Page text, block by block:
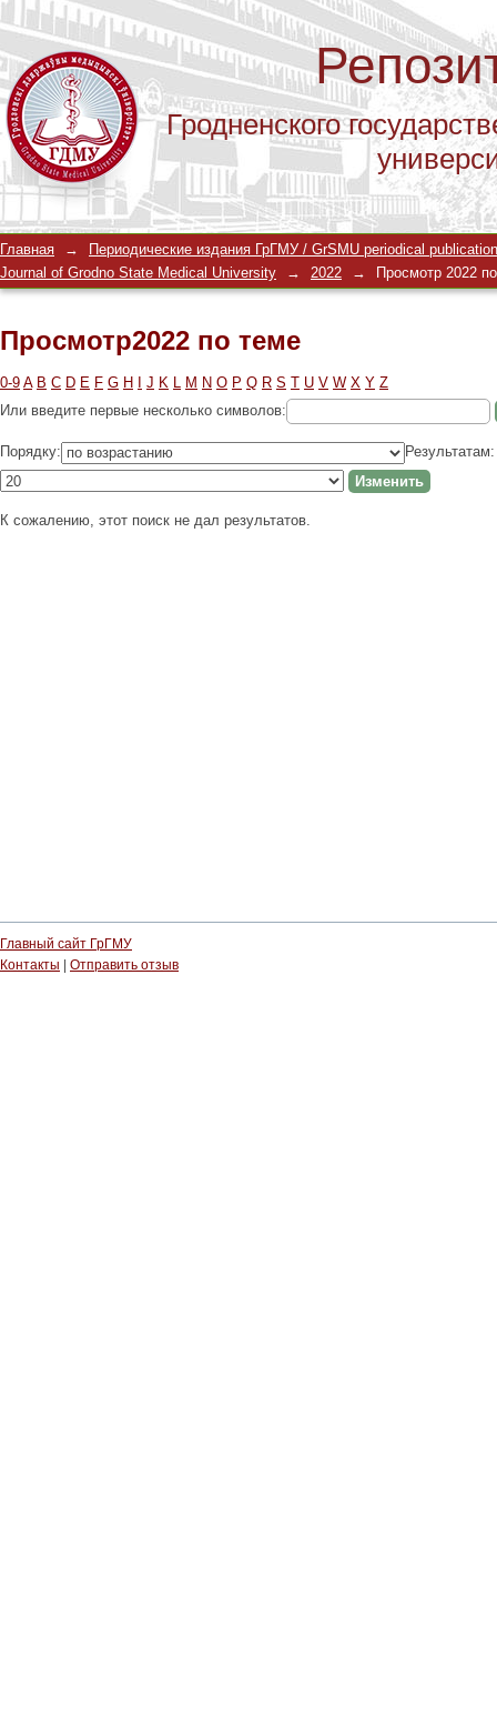
Гродненского
Просмотр2022 по теме
Главная →
Периодические издания ГрГМУ / GrSMU periodical
Journal of Grodno State Medical University
→ 2022 → Просмотр 2022
Просмотр2022 по теме
0-9 A B C D E F G H J K L M N O P Q R S T U V W X Y Z
Или введите первые несколько символов:
Порядку: Результатам:
К сожалению, этот поиск не дал результатов.
Главный сайт ГрГМУ
Контакты
Отправить отзыв